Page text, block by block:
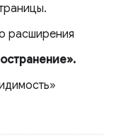
расширения